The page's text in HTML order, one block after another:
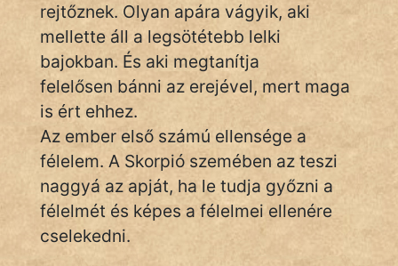
rejtőznek. Olyan apára vágyik, aki
mellette áll a legsötétebb lelki
bajokban. És aki megtanítja
felelősen bánni az erejével, mert maga
is ért ehhez.
Az ember első számú ellensége a
félelem. A Skorpió szemében az teszi
naggyá az apját, ha le tudja győzni a
félelmét és képes a félelmei ellenére
cselekedni.